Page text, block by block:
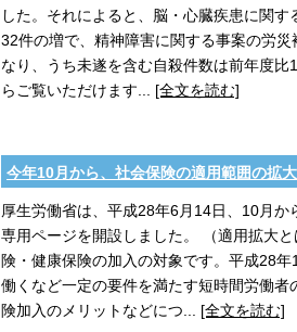
した。それによると、脳・心臓疾患に関
32件の増で、精神障害に関する事案の労
なり、うち未遂を含む自殺件数は前年度
らご覧いただけます... [全文を読む]
今年10月から、社会保険の適用範囲の拡大
厚生労働省は、平成28年6月14日、10月
専用ページを開設しました。 （適用拡大
険・健康保険の加入の対象です。平成28
働くなど一定の要件を満たす短時間労働
険加入のメリットなどにつ... [全文を読む]